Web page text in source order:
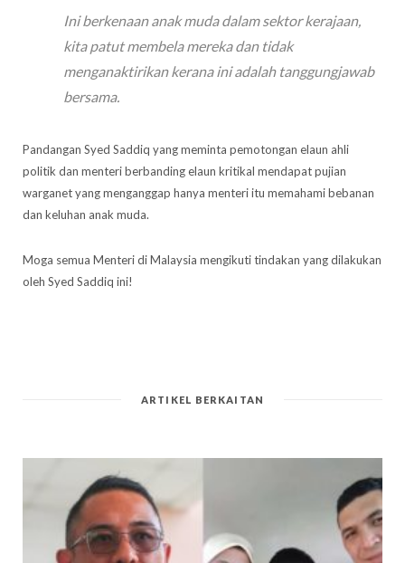
Ini berkenaan anak muda dalam sektor kerajaan,
kita patut membela mereka dan tidak
menganaktirikan kerana ini adalah tanggungjawab
bersama.
Pandangan Syed Saddiq yang meminta pemotongan elaun ahli
politik dan menteri berbanding elaun kritikal mendapat pujian
warganet yang menganggap hanya menteri itu memahami bebanan
dan keluhan anak muda.
Moga semua Menteri di Malaysia mengikuti tindakan yang dilakukan
oleh Syed Saddiq ini!
ARTIKEL BERKAITAN